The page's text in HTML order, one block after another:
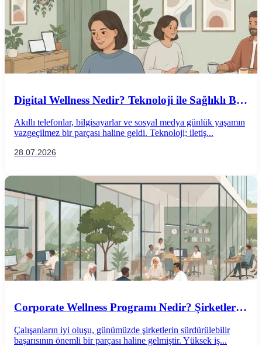
Digital Wellness Nedir? Teknoloji ile Sağlıklı Bir
Akıllı telefonlar, bilgisayarlar ve sosyal medya günlük yaşamın
vazgeçilmez bir parçası haline geldi. Teknoloji; iletiş...
28.07.2026
Corporate Wellness Programı Nedir? Şirketler
Çalışanların iyi oluşu, günümüzde şirketlerin sürdürülebilir
başarısının önemli bir parçası haline gelmiştir. Yüksek iş...